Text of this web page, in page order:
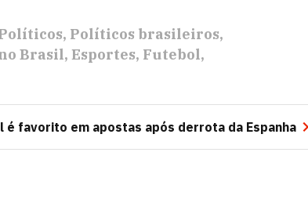
Políticos brasileiros
Brasil Esportes Futebol
é favorito em apostas após derrota da Espanha